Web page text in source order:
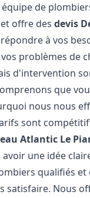
de
et offre desdevis
à vos
problèmes de
d'intervention
que
nous nous
sont
Atlantic Le
une idée
qualifiés
satisfaire. Nous